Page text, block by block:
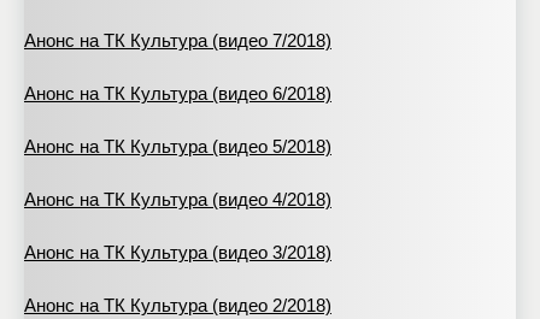
Анонс на ТК Культура (видео 7/2018)
Анонс на ТК Культура (видео 6/2018)
Анонс на ТК Культура (видео 5/2018)
Анонс на ТК Культура (видео 4/2018)
Анонс на ТК Культура (видео 3/2018)
Анонс на ТК Культура (видео 2/2018)